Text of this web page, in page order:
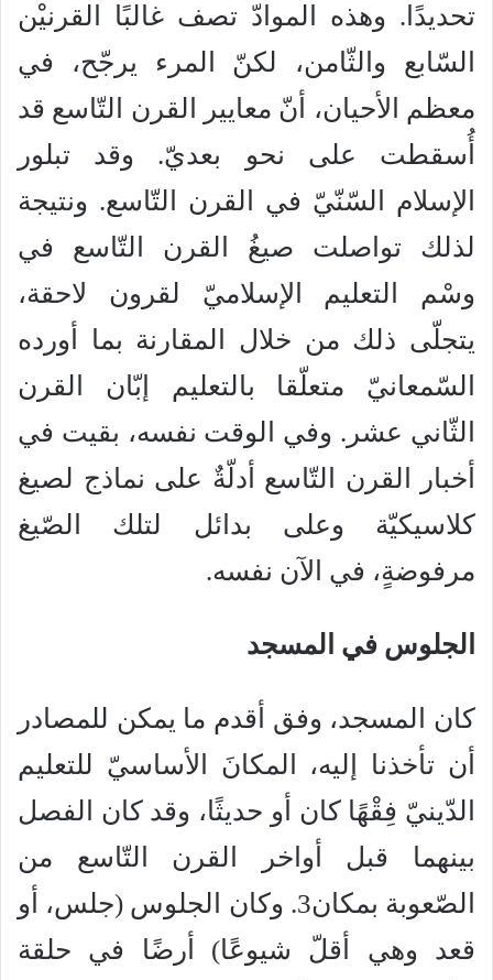
تحديدًا. وهذه الموادّ تصف غالبًا القرنيْن
السّابع والثّامن، لكنّ المرء يرجّح، في
معظم الأحيان، أنّ معايير القرن التّاسع قد
أُسقطت على نحو بعديّ. وقد تبلور
الإسلام السّنّيّ في القرن التّاسع. ونتيجة
لذلك تواصلت صيغُ القرن التّاسع في
وسْم التعليم الإسلاميّ لقرون لاحقة،
يتجلّى ذلك من خلال المقارنة بما أورده
السّمعانيّ متعلّقا بالتعليم إبّان القرن
الثّاني عشر. وفي الوقت نفسه، بقيت في
أخبار القرن التّاسع أدلّةٌ على نماذج لصيغ
كلاسيكيّة وعلى بدائل لتلك الصّيغ
مرفوضةٍ، في الآن نفسه.
الجلوس في المسجد
كان المسجد، وفق أقدم ما يمكن للمصادر
أن تأخذنا إليه، المكانَ الأساسيّ للتعليم
الدّينيّ فِقْهًا كان أو حديثًا، وقد كان الفصل
بينهما قبل أواخر القرن التّاسع من
الصّعوبة بمكان3. وكان الجلوس (جلس، أو
قعد وهي أقلّ شيوعًا) أرضًا في حلقة